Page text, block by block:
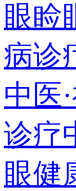
眼睑
病诊
中医
诊疗
眼健